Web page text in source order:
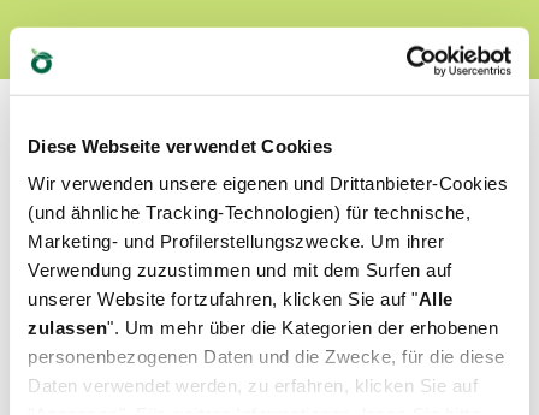
Diese Webseite verwendet Cookies
Wir verwenden unsere eigenen und Drittanbieter-Cookies
(und ähnliche Tracking-Technologien) für technische,
Marketing- und Profilerstellungszwecke. Um ihrer
Verwendung zuzustimmen und mit dem Surfen auf
unserer Website fortzufahren, klicken Sie auf "Alle
zulassen". Um mehr über die Kategorien der erhobenen
personenbezogenen Daten und die Zwecke, für die diese
Daten verwendet werden, zu erfahren, klicken Sie auf
Welches ist Ihr Liebling?
Finden Sie unsere besten Produkte für Ihr
Haustier heraus